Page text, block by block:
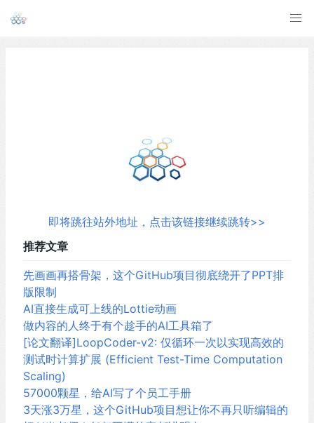
即将跳往站外地址，点击该链接继续跳转>>
推荐文章
先画画再搭骨架，这个GitHub项目彻底绕开了PPT排
版限制
AI直接生成可上线的Lottie动画
做内容的人终于有个趁手的AI工具箱了
[论文翻译]LoopCoder-v2: 仅循环一次以实现高效的
测试时计算扩展 (Efficient Test-Time Computation
Scaling)
57000颗星，给AI写了个员工手册
3天涨3万星，这个GitHub项目想让你不再只听编辑的